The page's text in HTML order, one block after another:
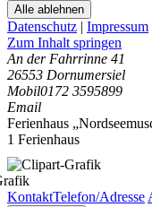
Alle ablehnen
Datenschutz | Impressum
Zum Inhalt springen
An der Fahrrinne 41
26553 Dornumersiel
Mobil0172 3595899
Email
Ferienhaus
1 Ferienhaus
KontaktTelefon/Adresse